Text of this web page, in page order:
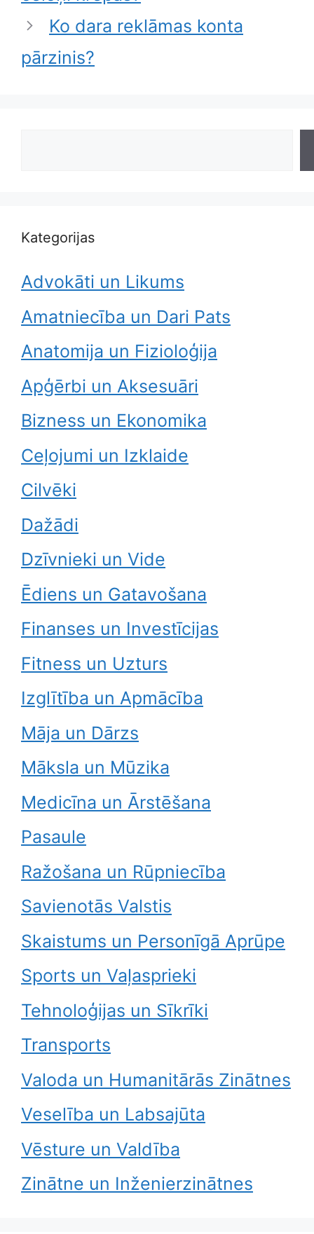
Ko dara reklāmas konta
pārzinis?
Kategorijas
Advokāti un Likums
Amatniecība un Dari Pats
Anatomija un Fizioloģija
Apģērbi un Aksesuāri
Bizness un Ekonomika
Ceļojumi un Izklaide
Cilvēki
Dažādi
Dzīvnieki un Vide
Ēdiens un Gatavošana
Finanses un Investīcijas
Fitness un Uzturs
Izglītība un Apmācība
Māja un Dārzs
Māksla un Mūzika
Medicīna un Ārstēšana
Pasaule
Ražošana un Rūpniecība
Savienotās Valstis
Skaistums un Personīgā Aprūpe
Sports un Vaļasprieki
Tehnoloģijas un Sīkrīki
Transports
Valoda un Humanitārās Zinātnes
Veselība un Labsajūta
Vēsture un Valdība
Zinātne un Inženierzinātnes